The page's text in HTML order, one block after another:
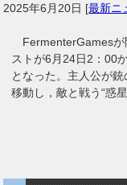
2025年6月20日 [最新ニ
FermenterGamesが
ストが6月24日2：00
となった。主人公が
移動し，敵と戦う“惑